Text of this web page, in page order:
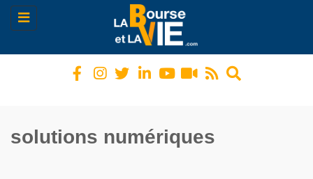
Toggle
navigation
solutions numériques